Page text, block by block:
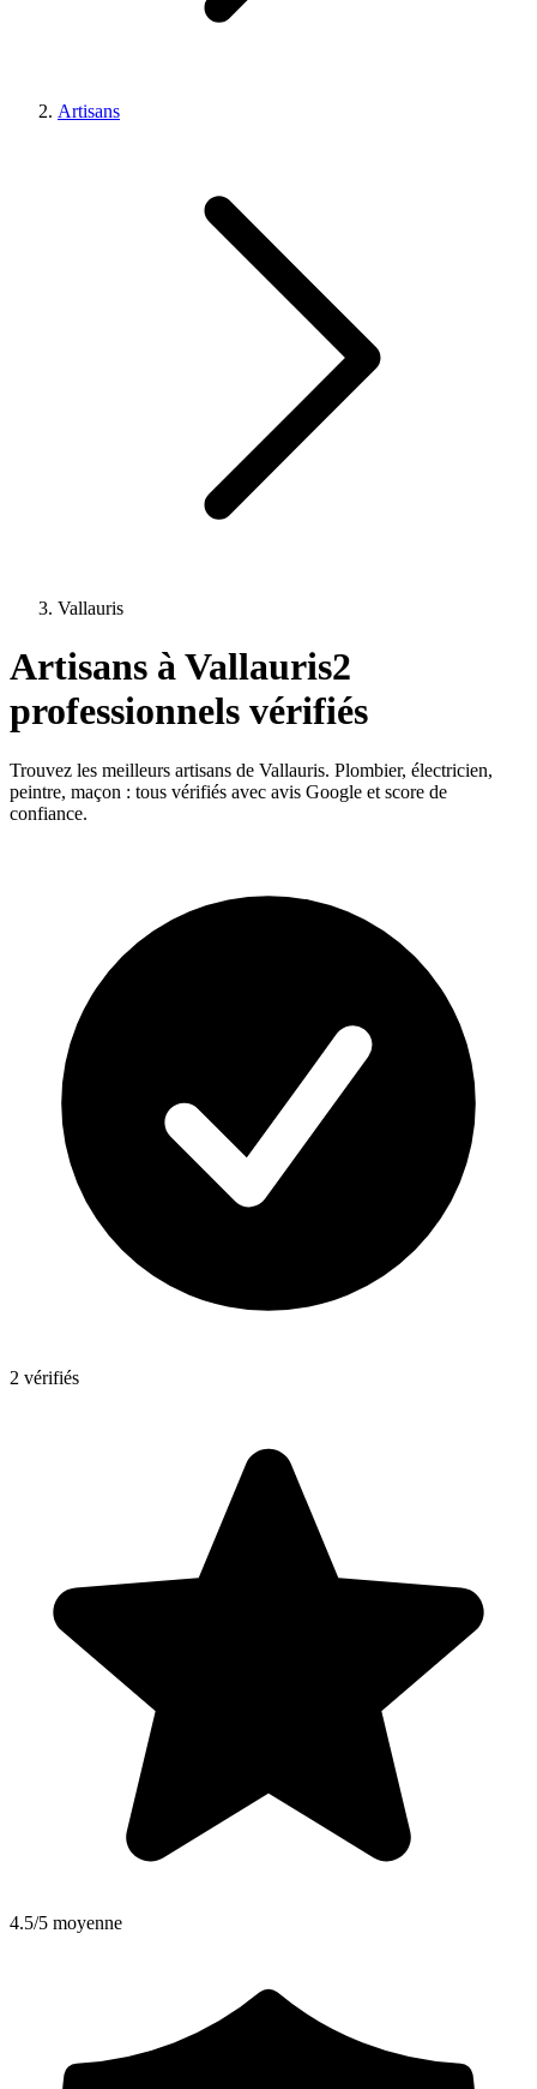
Artisans
Vallauris
Artisans àVallauris2
professionnels vérifiés
Trouvez les meilleurs artisans de Vallauris. Plombier, électricien,
peintre, maçon : tous vérifiés avec avis Google et score de
confiance.
2 vérifiés
4.5/5 moyenne